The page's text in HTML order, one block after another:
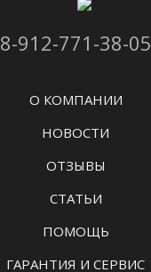
8-912-771-38-05
О КОМПАНИИ
НОВОСТИ
ОТЗЫВЫ
СТАТЬИ
ПОМОЩЬ
ГАРАНТИЯ И СЕРВИС